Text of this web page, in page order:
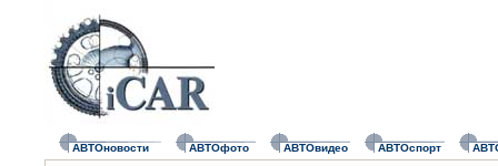
АВТОновости АВТОфото АВТОвидео АВТОспорт